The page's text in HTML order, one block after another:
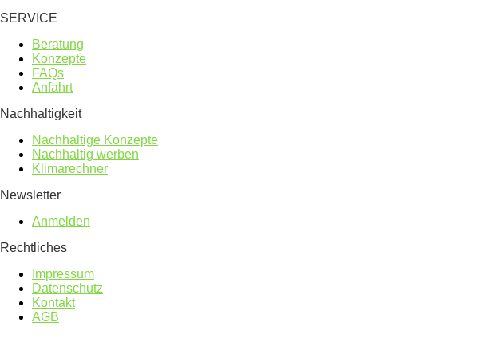
SERVICE
Beratung
Konzepte
FAQs
Anfahrt
Nachhaltigkeit
Nachhaltige Konzepte
Nachhaltig werben
Klimarechner
Newsletter
Anmelden
Rechtliches
Impressum
Datenschutz
Kontakt
AGB